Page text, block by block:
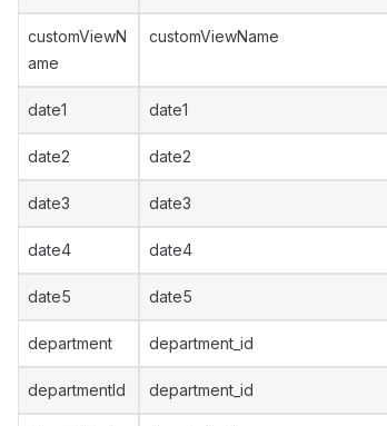
customViewN
ame
customViewName
date1 date1
date2 date2
date3 date3
date4 date4
date5 date5
department department_id
departmentId department_id